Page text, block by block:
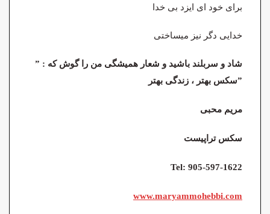
برای خود ای ایزد بی خدا
خدایی دگر نیز میساختی
شاد و سربلند باشید و شعار همیشگی من را گوش که : ”
سکس بهتر ، زندگی بهتر”
مریم محبی
سکس تراپیست
Tel: 905-597-1622
www.maryammohebbi.com